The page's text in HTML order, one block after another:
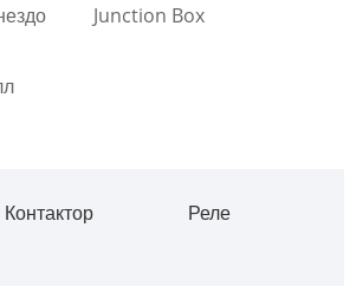
Junction Box
Контактор Реле